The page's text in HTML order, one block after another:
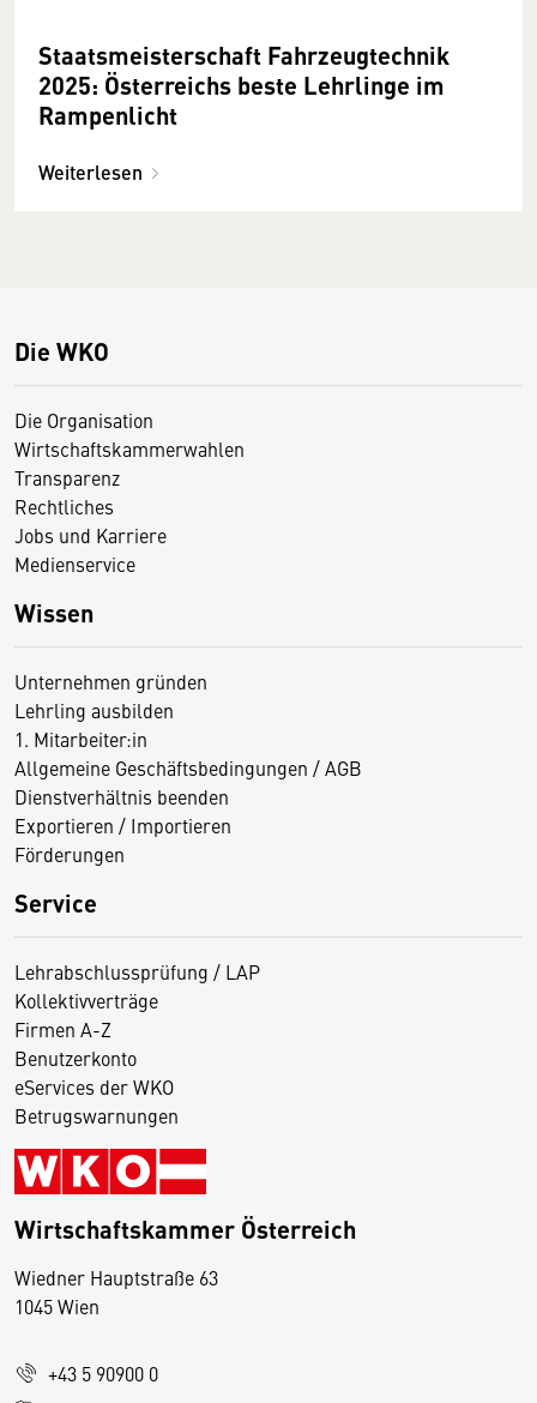
Staatsmeisterschaft Fahrzeugtechnik
2025: Österreichs beste Lehrlinge im
Rampenlicht
Weiterlesen
Die WKO
Die Organisation
Wirtschaftskammerwahlen
Transparenz
Rechtliches
Jobs und Karriere
Medienservice
Wissen
Unternehmen gründen
Lehrling ausbilden
1. Mitarbeiter:in
Allgemeine Geschäftsbedingungen / AGB
Dienstverhältnis beenden
Exportieren / Importieren
Förderungen
Service
Lehrabschlussprüfung / LAP
Kollektivverträge
Firmen A-Z
Benutzerkonto
eServices der WKO
Betrugswarnungen
Wirtschaftskammer Österreich
Wiedner Hauptstraße 63
1045 Wien
+43 5 90900 0
D
s